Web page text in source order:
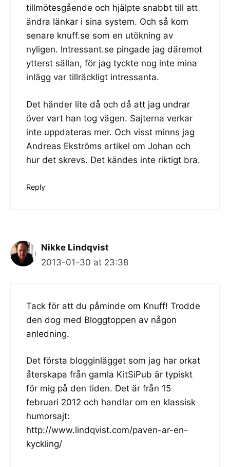
tillmötesgående och hjälpte snabbt till att
ändra länkar i sina system. Och så kom
senare knuff.se som en utökning av
nyligen. Intressant.se pingade jag däremot
ytterst sällan, för jag tyckte nog inte mina
inlägg var tillräckligt intressanta.
Det händer lite då och då att jag undrar
över vart han tog vägen. Sajterna verkar
inte uppdateras mer. Och visst minns jag
Andreas Ekströms artikel om Johan och
hur det skrevs. Det kändes inte riktigt bra.
Reply
Nikke Lindqvist
2013-01-30 at 23:38
Tack för att du påminde om Knuff! Trodde
den dog med Bloggtoppen av någon
anledning.
Det första blogginlägget som jag har orkat
återskapa från gamla KitSiPub är typiskt
för mig på den tiden. Det är från 15
februari 2012 och handlar om en klassisk
humorsajt:
http://www.lindqvist.com/paven-ar-en-
kyckling/